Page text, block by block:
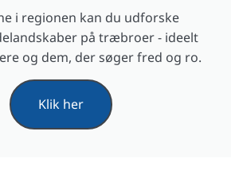
i regionen kan du udforske
på træbroer - ideelt
og dem, der søger fred og ro.
Klik her